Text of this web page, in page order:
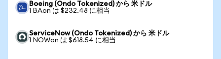
Boeing (Ondo Tokenized) から 米ドル
1 BAon は $232.48 に相当
ServiceNow (Ondo Tokenized) から 米ドル
1 NOWon は $618.54 に相当